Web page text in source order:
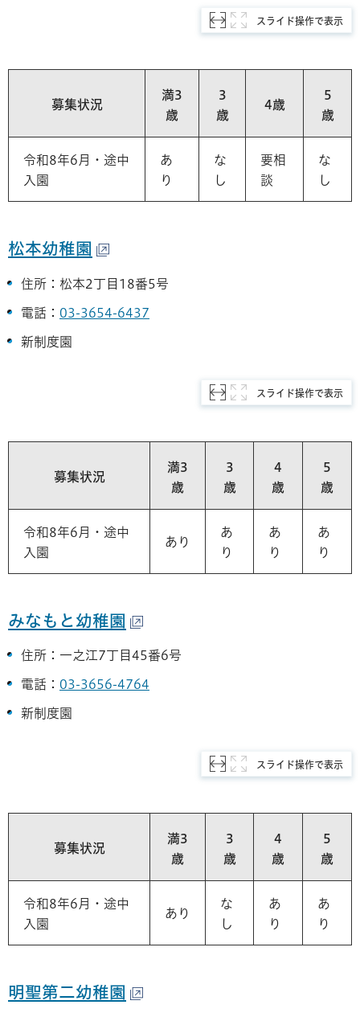
スライド操作で表示
募集状況
満3
歳
3
歳
4歳
5
歳
令和8年6月・途中
入園
あ
り
な
し
要相
談
な
し
松本幼稚園
住所：松本2丁目18番5号
電話： 03-3654-6437
新制度園
スライド操作で表示
募集状況
満3
歳
3
歳
4
歳
5
歳
令和8年6月・途中
入園
あり
あ
り
あ
り
あ
り
みなもと幼稚園
住所：一之江7丁目45番6号
電話： 03-3656-4764
新制度園
スライド操作で表示
募集状況
満3
歳
3
歳
4
歳
5
歳
令和8年6月・途中
入園
あり
な
し
あ
り
あ
り
明聖第二幼稚園